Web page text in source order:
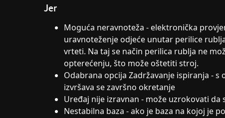
Jer
Moguća neravnoteža - elektronička
uravnoteženje odjeće unutar perilice
vrteti. Na taj se način perilica rublja ne
opterećenju, što može oštetiti stroj.
Odabrana opcija Zadržavanje ispiranja -
izvršava se završno okretanje
Uređaj nije izravnan - može uzrokovati da
Nestabilna baza - ako je baza na kojoj je